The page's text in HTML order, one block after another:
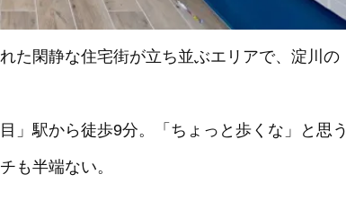
た閑静な住宅街が立ち並ぶエリアで、淀川の
」駅から徒歩9分。「ちょっと歩くな」と思う
も半端ない。